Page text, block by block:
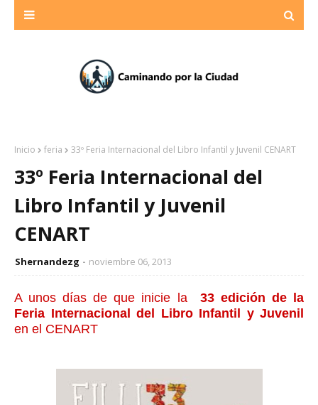
Inicio feria 33º Feria Internacional del Libro Infantil y Juvenil CENART
33º Feria Internacional del
Libro Infantil y Juvenil
CENART
Shernandezg noviembre 06, 2013
A unos días de que inicie la 33 edición de la
Feria Internacional del Libro Infantil y Juvenil
en el CENART